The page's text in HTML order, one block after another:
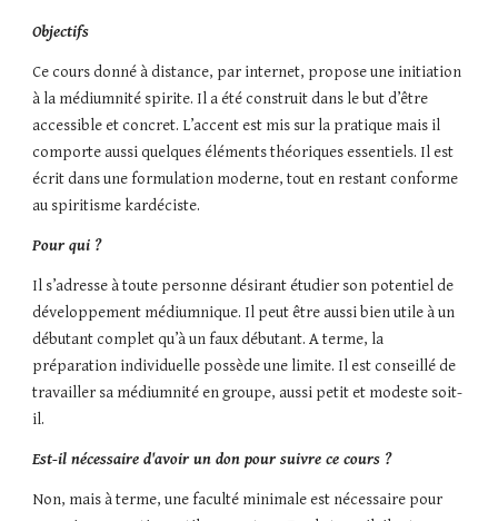
Objectifs
Ce cours donné à distance, par internet, propose une initiation
à la médiumnité spirite. Il a été construit dans le but d’être
accessible et concret. L’accent est mis sur la pratique mais il
comporte aussi quelques éléments théoriques essentiels. Il est
écrit dans une formulation moderne, tout en restant conforme
au spiritisme kardéciste.
Pour qui ?
Il s’adresse à toute personne désirant étudier son potentiel de
développement médiumnique. Il peut être aussi bien utile à un
débutant complet qu’à un faux débutant. A terme, la
préparation individuelle possède une limite. Il est conseillé de
travailler sa médiumnité en groupe, aussi petit et modeste soit-
il.
Est-il nécessaire d'avoir un don pour suivre ce cours ?
Non, mais à terme, une faculté minimale est nécessaire pour